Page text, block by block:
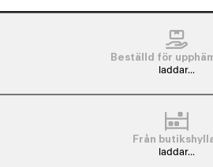
Beställd för
laddar...
Från
laddar...